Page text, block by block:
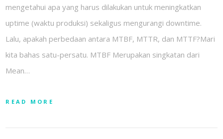
mengetahui apa yang harus dilakukan untuk meningkatkan
uptime (waktu produksi) sekaligus mengurangi downtime.
Lalu, apakah perbedaan antara MTBF, MTTR, dan MTTF?Mari
kita bahas satu-persatu. MTBF Merupakan singkatan dari
Mean…
READ MORE